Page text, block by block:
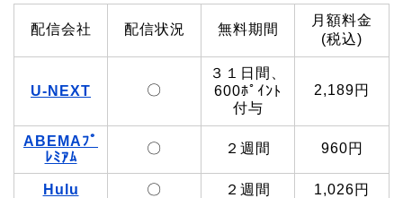
配信会社 配信状況 無料期間
月額料金
(税込)
U-NEXT 〇
３１日間、
600ﾎﾟｲﾝﾄ
付与
2,189円
ABEMAﾌﾟ
ﾚﾐｱﾑ
〇 ２週間 960円
Hulu 〇 ２週間 1,026円